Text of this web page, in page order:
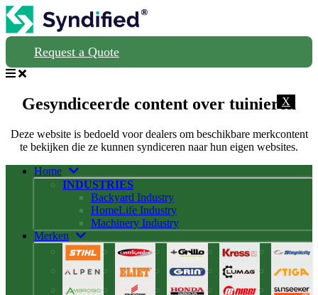
Request a Quote
X
Gesyndiceerde content over tuinieren
Deze website is bedoeld voor dealers om beschikbare merkcontent
te bekijken die ze kunnen syndiceren naar hun eigen websites.
Home
INDUSTRIES
Backyard Industry
HomeLife Industry
Machinery Industry
Merken